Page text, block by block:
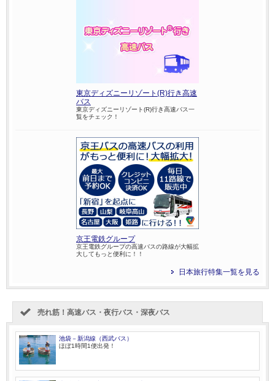
東京ディズニーリゾート(R)行き高速
バス
東京ディズニーリゾート(R)行き高速バス一
覧をチェック！
京王電鉄グループ
京王電鉄グループの高速バスの路線が大幅拡
大してもっと便利に！！
日本旅行特集一覧を見る
売れ筋！高速バス・夜行バス・深夜バス
池袋－新潟線（西武バス）
ほぼ1時間1便出発！